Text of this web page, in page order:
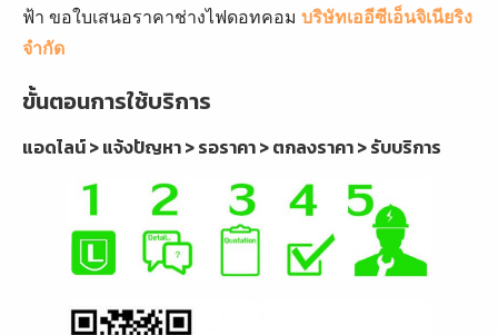
ฟ้า ขอใบเสนอราคาช่างไฟดอทคอม บริษัทเออีซีเอ็นจิเนียริง
จำกัด
ขั้นตอนการใช้บริการ
แอดไลน์ > แจ้งปัญหา > รอราคา > ตกลงราคา > รับบริการ